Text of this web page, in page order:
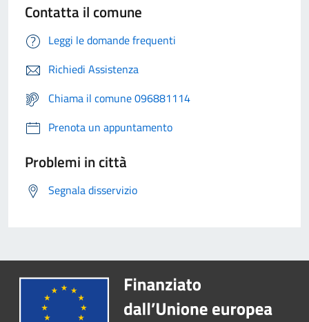
Contatta il comune
Leggi le domande frequenti
Richiedi Assistenza
Chiama il comune 096881114
Prenota un appuntamento
Problemi in città
Segnala disservizio